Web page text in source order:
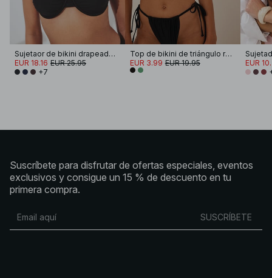
Sujetaor de bikini drapeado con tirantes anchos
EUR 18.16 EUR 25.95
+7
Top de bikini de triángulo reversible
EUR 3.99 EUR 19.95
EUR
Suscríbete para disfrutar de ofertas especiales, eventos
exclusivos y consigue un 15 % de descuento en tu
primera compra.
SUSCRÍBETE